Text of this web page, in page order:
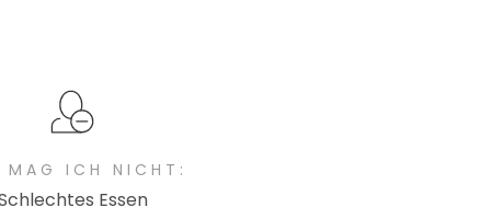
MAG ICH NICHT:
Essen